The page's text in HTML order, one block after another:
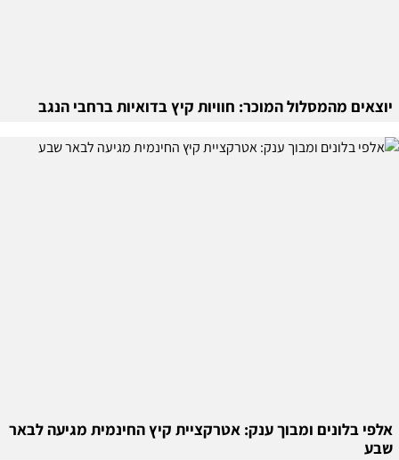
יוצאים מהמסלול המוכר: חוויות קיץ בדואיות ברחבי הנגב
אלפי בלונים ומבוך ענק: אטרקציית קיץ החינמית מגיעה לבאר
שבע